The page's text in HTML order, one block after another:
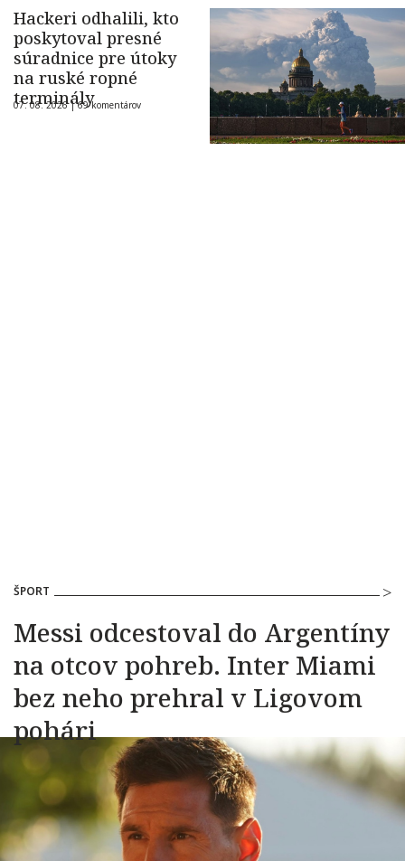
Hackeri odhalili, kto
poskytoval presné
súradnice pre útoky
na ruské ropné
terminály
07. 08. 2026 |69 komentárov
ŠPORT